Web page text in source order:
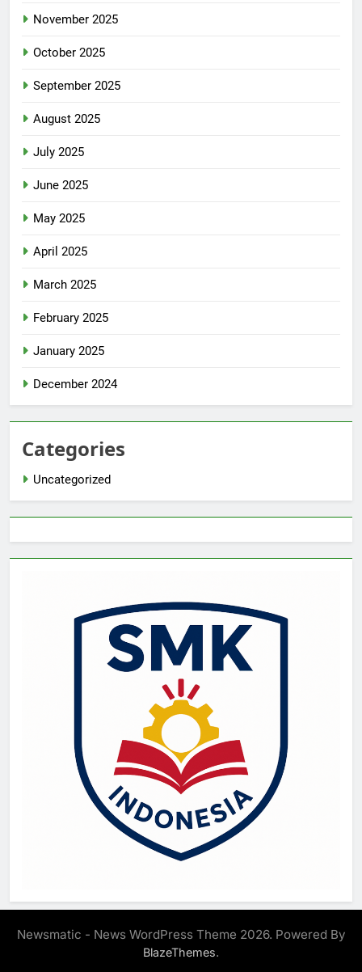
November 2025
October 2025
September 2025
August 2025
July 2025
June 2025
May 2025
April 2025
March 2025
February 2025
January 2025
December 2024
Categories
Uncategorized
Newsmatic - News WordPress Theme 2026. Powered By
BlazeThemes.